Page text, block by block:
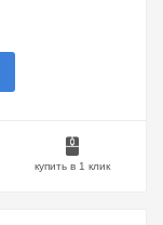
купить в 1 клик